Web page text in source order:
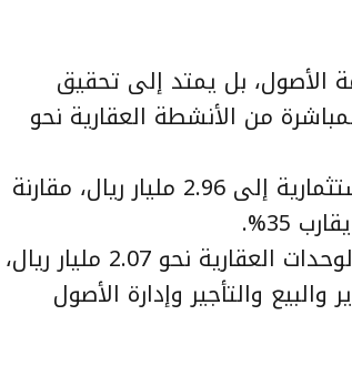
الأصول، بل يمتد إلى تحقيق
من الأنشطة العقارية نحو
كما ارتفعت الإيرادات الإيجارية من العقارات الاستثمارية إلى 2.96 مليار ريال، مقارنة
وفي المقابل، سجلت تكلفة مبيعات الأراضي والوحدات العقارية نحو 2.07 مليار ريال،
والتأجير وإدارة الأصول